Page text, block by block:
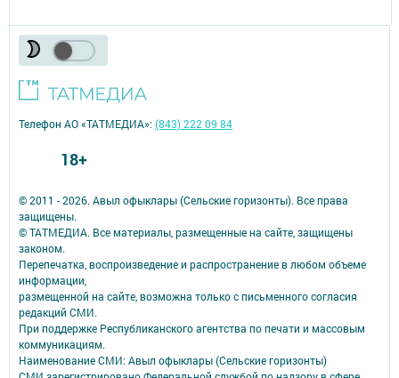
© 2011 - 2026. Авыл офыклары (Сельские горизонты). Все права
защищены.
© ТАТМЕДИА. Все материалы, размещенные на сайте, защищены
законом.
Перепечатка, воспроизведение и распространение в любом объеме
информации,
размещенной на сайте, возможна только с письменного согласия
редакций СМИ.
При поддержке Республиканского агентства по печати и массовым
коммуникациям.
Наименование СМИ: Авыл офыклары (Сельские горизонты)
Телефон АО «ТАТМЕДИА»:(843) 222 09 84
18+